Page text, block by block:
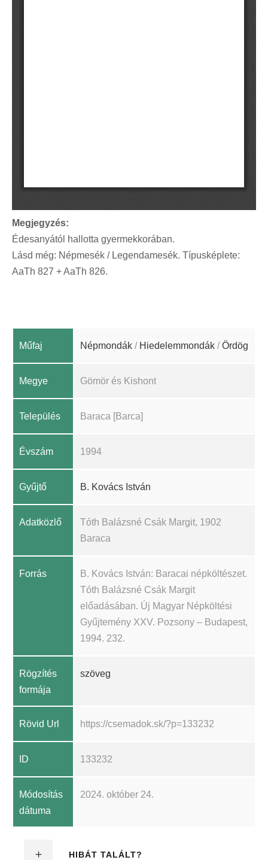
Megjegyzés:
Édesanyától hallotta gyermekkorában.
Lásd még: Népmesék / Legendamesék. Típusképlete:
AaTh 827 + AaTh 826.
Műfaj Népmondák / Hiedelemmondák /Ördög
Megye Gömör és Kishont
Település Baraca [Barca]
Évszám 1994
Gyűjtő B. Kovács István
Adatközlő
Tóth Balázsné Csák Margit, 1902
Baraca
Forrás
B. Kovács István: Baracai népköltészet.
Tóth Balázsné Csák Margit
előadásában. Új Magyar Népköltési
Gyűjtemény XXV. Pozsony – Budapest,
1994. 232.
Rögzítés
formája
szöveg
Rövid Url https://csemadok.sk/?p=133232
ID 133232
Módosítás
dátuma
2024. október 24.
HIBÁT TALÁLT?